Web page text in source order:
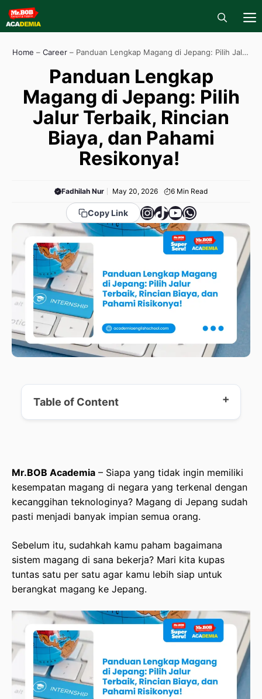
Skip
to
content
Home – Career – Panduan Lengkap Magang di Jepang: Pilih Jalur
Panduan Lengkap
Magang di Jepang: Pilih
Jalur Terbaik, Rincian
Biaya, dan Pahami
Resikonya!
Fadhilah Nur May 20, 2026 6 Min Read
Copy Link Instagram
TikTok
YouTube
WhatsApp
Table of Content
Syarat Umum Pendaftaran: Apa Saja yang Harus
Disiapkan?
Estimasi Rincian Biaya: Siapkan Tabungan Anda
Memahami Risiko dan Tantangan: Bukan Sekadar
Foto di Bawah Sakura
Penutup: Sudah Siap Magang di Jepang?
Mr.BOB Academia – Siapa yang tidak ingin memiliki
kesempatan magang di negara yang terkenal dengan
kecanggihan teknologinya? Magang di Jepang sudah
pasti menjadi banyak impian semua orang.
Sebelum itu, sudahkah kamu paham bagaimana
sistem magang di sana bekerja? Mari kita kupas
tuntas satu per satu agar kamu lebih siap untuk
berangkat magang ke Jepang.